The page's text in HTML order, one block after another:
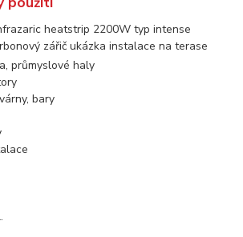
průmyslové haly
bary